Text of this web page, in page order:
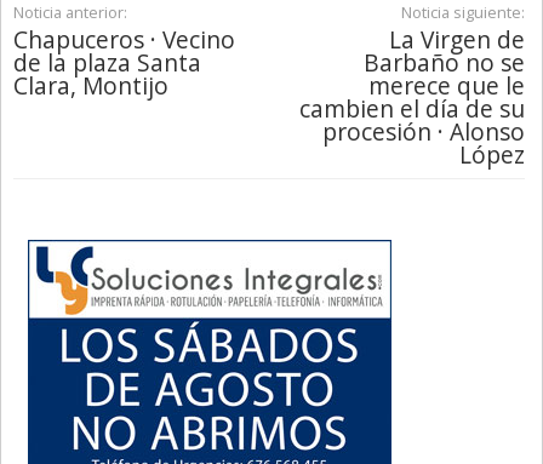
Noticia anterior:
Chapuceros · Vecino
de la plaza Santa
Clara, Montijo
Noticia siguiente:
La Virgen de
Barbaño no se
merece que le
cambien el día de su
procesión · Alonso
López